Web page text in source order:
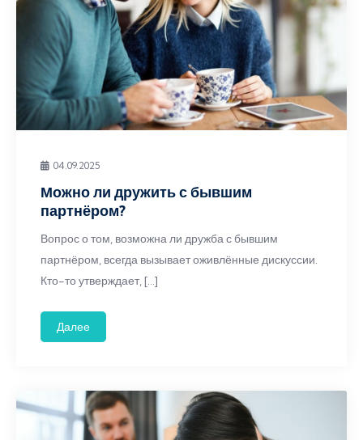
04.09.2025
Можно ли дружить с бывшим
партнёром?
Вопрос о том, возможна ли дружба с бывшим
партнёром, всегда вызывает оживлённые дискуссии.
Кто-то утверждает, […]
Далее